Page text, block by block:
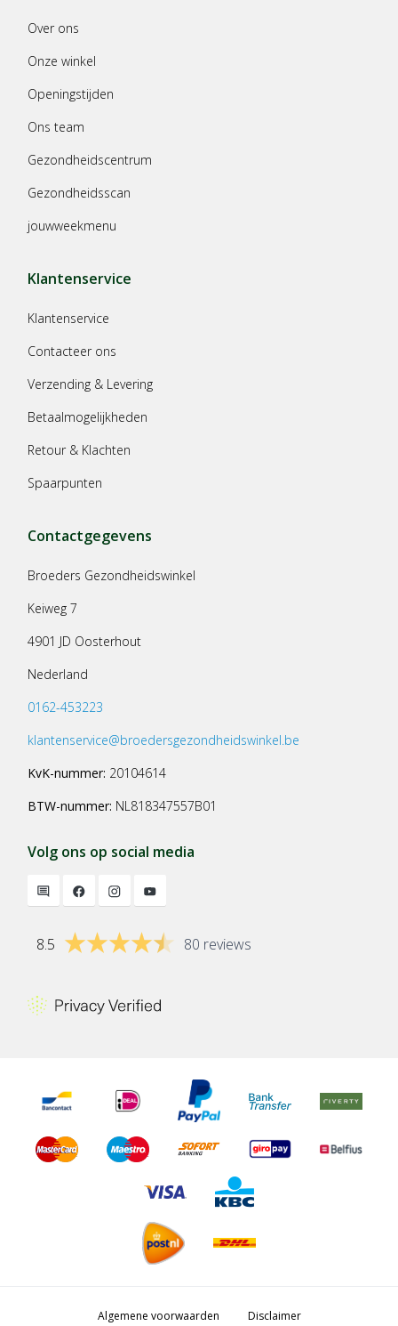
Over ons
Onze winkel
Openingstijden
Ons team
Gezondheidscentrum
Gezondheidsscan
jouwweekmenu
Klantenservice
Klantenservice
Contacteer ons
Verzending & Levering
Betaalmogelijkheden
Retour & Klachten
Spaarpunten
Contactgegevens
Broeders Gezondheidswinkel
Keiweg 7
4901 JD Oosterhout
Nederland
0162-453223
klantenservice@broedersgezondheidswinkel.be
KvK-nummer: 20104614
BTW-nummer: NL818347557B01
Volg ons op social media
8.5 80 reviews
Algemene voorwaarden Disclaimer